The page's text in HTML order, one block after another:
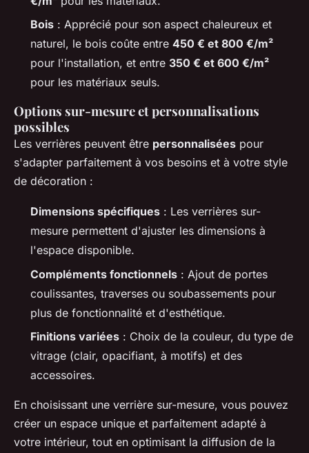
Bois : Apprécié pour son aspect chaleureux et
naturel, le bois coûte entre 450 € et 800 €/m²
pour l'installation, et entre 350 € et 600 €/m²
pour les matériaux seuls.
Options sur-mesure et personnalisations
possibles
Les verrières peuvent être personnalisées pour
s'adapter parfaitement à vos besoins et à votre style
de décoration :
Dimensions spécifiques : Les verrières sur-
mesure permettent d'ajuster les dimensions à
l'espace disponible.
Compléments fonctionnels : Ajout de portes
coulissantes, traverses ou soubassements pour
plus de fonctionnalité et d'esthétique.
Finitions variées : Choix de la couleur, du type de
vitrage (clair, opacifiant, à motifs) et des
accessoires.
En choisissant une verrière sur-mesure, vous pouvez
créer un espace unique et parfaitement adapté à
votre intérieur, tout en optimisant la diffusion de la